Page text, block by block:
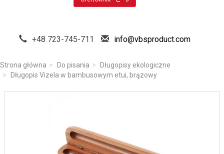
+48 723-745-711 info@vbsproduct.com
Strona główna Do pisania
Długopisy ekologiczne
Długopis Vizela w bambusowym etui, brązowy